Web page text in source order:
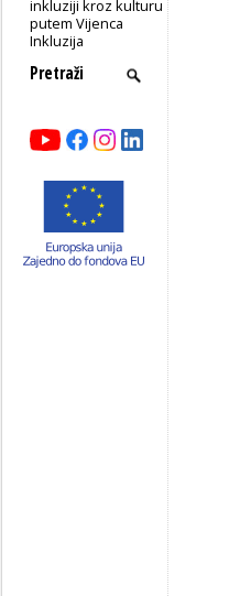
inkluziji kroz kulturu
putem Vijenca
Inkluzija